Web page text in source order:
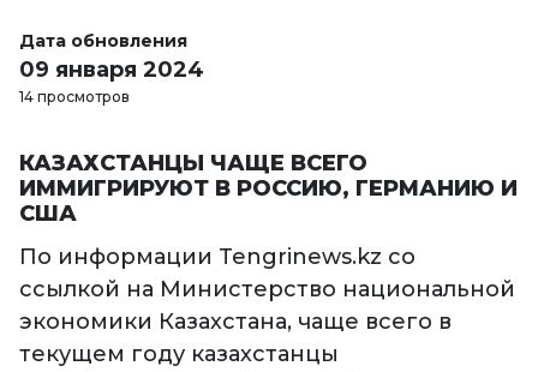
Дата обновления
09 января 2024
14 просмотров
КАЗАХСТАНЦЫ ЧАЩЕ ВСЕГО
ИММИГРИРУЮТ В РОССИЮ, ГЕРМАНИЮ И
США
По информации Tengrinews.kz со
ссылкой на Министерство национальной
экономики Казахстана, чаще всего в
текущем году казахстанцы